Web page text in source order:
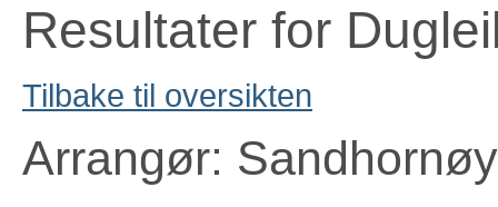
Resultater for
Tilbake til oversikten
Arrangør: